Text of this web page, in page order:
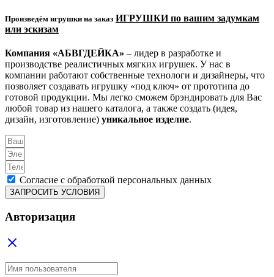
Произведём игрушки на заказ ИГРУШКИ по вашим задумкам
или эскизам
Компания «АБВГДЕЙКА» – лидер в разработке и
производстве реалистичных мягких игрушек. У нас в
компании работают собственные технологи и дизайнеры, что
позволяет создавать игрушку «под ключ» от прототипа до
готовой продукции. Мы легко сможем брэндировать для Вас
любой товар из нашего каталога, а также создать (идея,
дизайн, изготовление) уникальное изделие.
Согласие с обработкой персональных данных
ЗАПРОСИТЬ УСЛОВИЯ
Авторизация